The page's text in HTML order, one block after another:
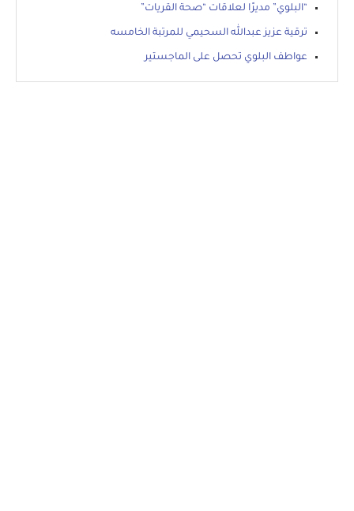
“البلوي” مديرًا لعلاقات “صحة القريات”
ترقية عزيز عبدالله السحيمي للمرتبة الخامسه
عواطف البلوي تحصل على الماجستير